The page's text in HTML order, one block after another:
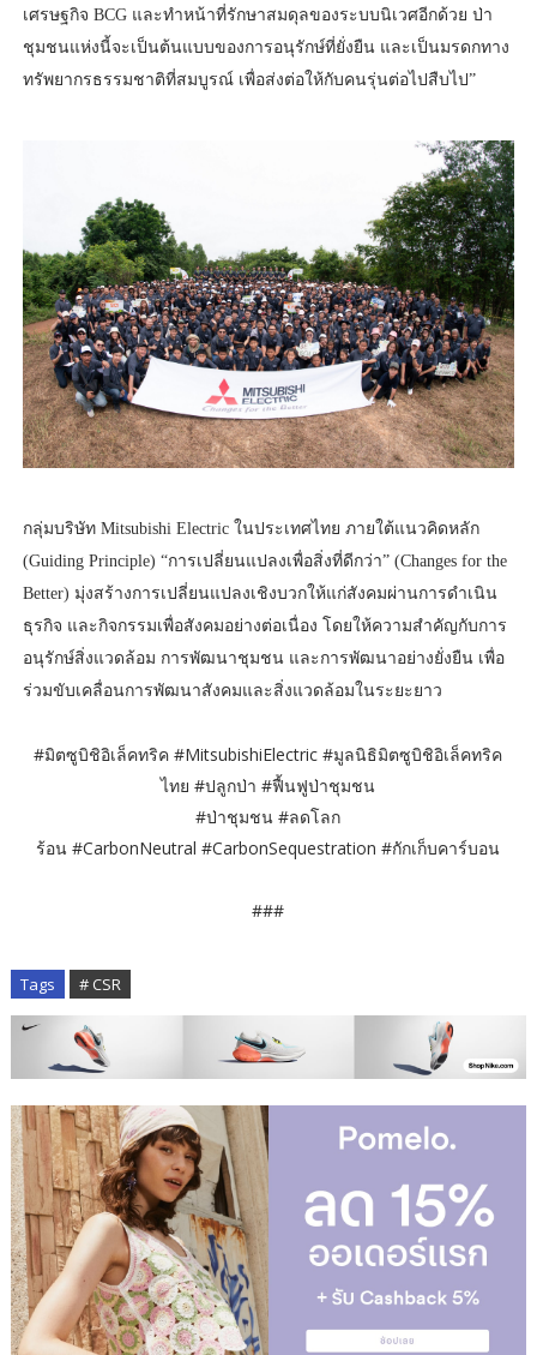
เศรษฐกิจ BCG และทำหน้าที่รักษาสมดุลของระบบนิเวศอีกด้วย ป่า
ชุมชนแห่งนี้จะเป็นต้นแบบของการอนุรักษ์ที่ยั่งยืน และเป็นมรดกทาง
ทรัพยากรธรรมชาติที่สมบูรณ์ เพื่อส่งต่อให้กับคนรุ่นต่อไปสืบไป”
กลุ่มบริษัท Mitsubishi Electric ในประเทศไทย ภายใต้แนวคิดหลัก
(Guiding Principle) “การเปลี่ยนแปลงเพื่อสิ่งที่ดีกว่า” (Changes for the
Better) มุ่งสร้างการเปลี่ยนแปลงเชิงบวกให้แก่สังคมผ่านการดำเนิน
ธุรกิจ และกิจกรรมเพื่อสังคมอย่างต่อเนื่อง โดยให้ความสำคัญกับการ
อนุรักษ์สิ่งแวดล้อม การพัฒนาชุมชน และการพัฒนาอย่างยั่งยืน เพื่อ
ร่วมขับเคลื่อนการพัฒนาสังคมและสิ่งแวดล้อมในระยะยาว
#มิตซูบิชิอิเล็คทริค #MitsubishiElectric #มูลนิธิมิตซูบิชิอิเล็คทริค
ไทย #ปลูกป่า #ฟื้นฟูป่าชุมชน
#ป่าชุมชน #ลดโลก
ร้อน #CarbonNeutral #CarbonSequestration #กักเก็บคาร์บอน
###
Tags # CSR